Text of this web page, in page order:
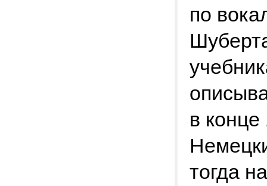
по
в
тогда